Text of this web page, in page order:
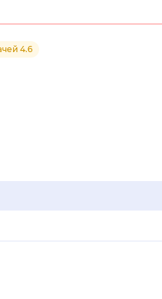
4.6